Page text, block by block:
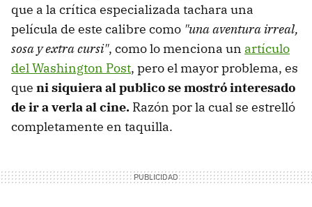
que a la crítica especializada tachara una
película de este calibre como "una aventura irreal,
sosa y extra cursi", como lo menciona un artículo
del Washington Post, pero el mayor problema, es
que ni siquiera al publico se mostró interesado
de ir a verla al cine. Razón por la cual se estrelló
completamente en taquilla.